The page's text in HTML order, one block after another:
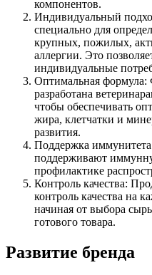
компонентов.
Индивидуальный
специально для
крупных, пожилых,
аллергии. Это
индивидуальные
Оптимальная формула:
разработана
чтобы обеспечивать
жира, клетчатки и
развития.
Поддержка
поддерживают
профилактике
Контроль качества:
контроль качества на
начиная от выбора
готового товара.
Развитие бренда